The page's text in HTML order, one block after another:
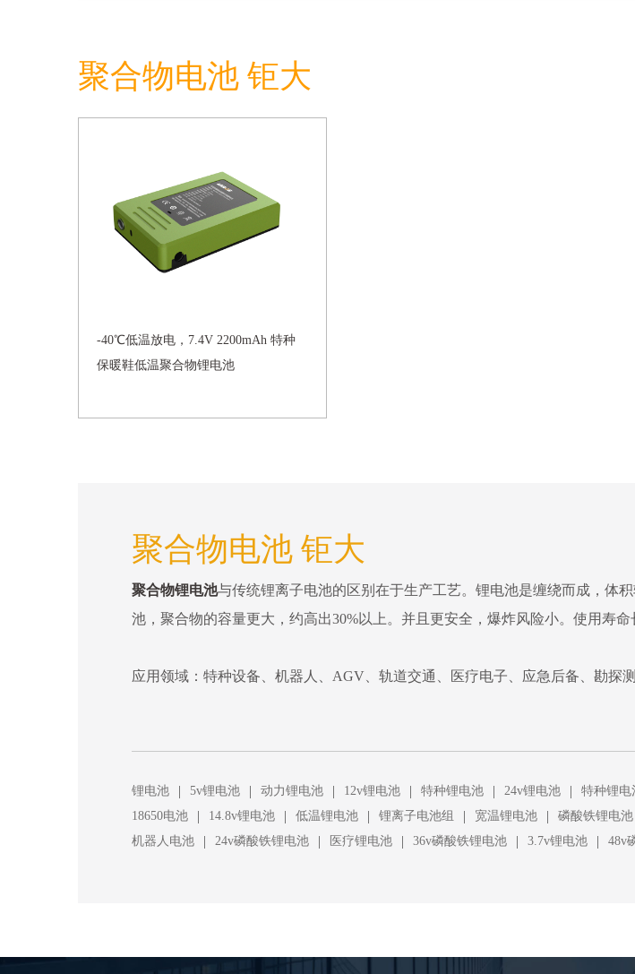
聚合物电池 钜大
-40℃低温放电，7.4V 2200mAh 特种
保暖鞋低温聚合物锂电池
聚合物电池 钜大
聚合物锂电池与传统锂离子电池的区别在于生产工艺。锂电池是缠绕而成，体
池，聚合物的容量更大，约高出30%以上。并且更安全，爆炸风险小。使用寿命
应用领域：特种设备、机器人、AGV、轨道交通、医疗电子、应急后备、勘探
锂电池 | 5v锂电池 | 动力锂电池 | 12v锂电池 | 特种锂电池 | 24v锂电池 | 特种锂电
18650电池 | 14.8v锂电池 | 低温锂电池 | 锂离子电池组 | 宽温锂电池 | 磷酸铁锂电池
机器人电池 | 24v磷酸铁锂电池 | 医疗锂电池 | 36v磷酸铁锂电池 | 3.7v锂电池 | 48v